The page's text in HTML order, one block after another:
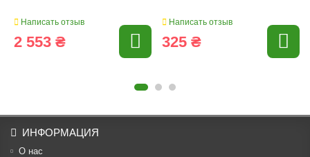
Написать отзыв
2 553 ₴
Написать отзыв
325 ₴
ИНФОРМАЦИЯ
О нас